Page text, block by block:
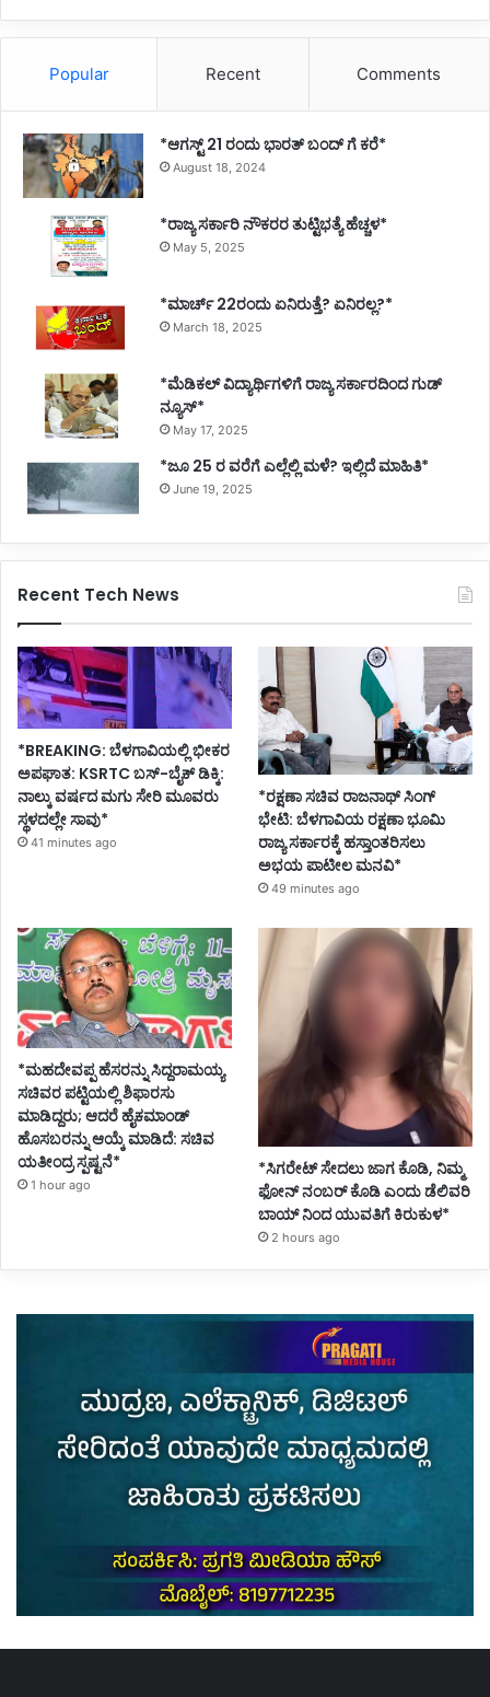
Popular Recent Comments
*ಆಗಸ್ಟ್ 21 ರಂದು ಭಾರತ್‌ ಬಂದ್‌ ಗೆ ಕರೆ*
August 18, 2024
*ರಾಜ್ಯ ಸರ್ಕಾರಿ ನೌಕರರ ತುಟ್ಟಿಭತ್ಯೆ ಹೆಚ್ಚಳ*
May 5, 2025
*ಮಾರ್ಚ್ 22ರಂದು ಏನಿರುತ್ತೆ? ಏನಿರಲ್ಲ?*
March 18, 2025
*ಮೆಡಿಕಲ್ ವಿದ್ಯಾರ್ಥಿಗಳಿಗೆ ರಾಜ್ಯ ಸರ್ಕಾರದಿಂದ ಗುಡ್
ನ್ಯೂಸ್*
May 17, 2025
*ಜೂ 25 ರ ವರೆಗೆ ಎಲ್ಲೆಲ್ಲಿ ಮಳೆ? ಇಲ್ಲಿದೆ ಮಾಹಿತಿ*
June 19, 2025
Recent Tech News
*BREAKING: ಬೆಳಗಾವಿಯಲ್ಲಿ ಭೀಕರ
ಅಪಘಾತ: KSRTC ಬಸ್-ಬೈಕ್ ಡಿಕ್ಕಿ:
ನಾಲ್ಕು ವರ್ಷದ ಮಗು ಸೇರಿ ಮೂವರು
ಸ್ಥಳದಲ್ಲೇ ಸಾವು*
41 minutes ago
*ರಕ್ಷಣಾ ಸಚಿವ ರಾಜನಾಥ್ ಸಿಂಗ್
ಭೇಟಿ: ಬೆಳಗಾವಿಯ ರಕ್ಷಣಾ ಭೂಮಿ
ರಾಜ್ಯ ಸರ್ಕಾರಕ್ಕೆ ಹಸ್ತಾಂತರಿಸಲು
ಅಭಯ ಪಾಟೀಲ ಮನವಿ*
49 minutes ago
*ಮಹದೇವಪ್ಪ ಹೆಸರನ್ನು ಸಿದ್ದರಾಮಯ್ಯ
ಸಚಿವರ ಪಟ್ಟಿಯಲ್ಲಿ ಶಿಫಾರಸು
ಮಾಡಿದ್ದರು; ಆದರೆ ಹೈಕಮಾಂಡ್
ಹೊಸಬರನ್ನು ಆಯ್ಕೆ ಮಾಡಿದೆ: ಸಚಿವ
ಯತೀಂದ್ರ ಸ್ಪಷ್ಟನೆ*
1 hour ago
*ಸಿಗರೇಟ್ ಸೇದಲು ಜಾಗ ಕೊಡಿ, ನಿಮ್ಮ
ಫೋನ್ ನಂಬರ್ ಕೊಡಿ ಎಂದು ಡೆಲಿವರಿ
ಬಾಯ್ ನಿಂದ ಯುವತಿಗೆ ಕಿರುಕುಳ*
2 hours ago